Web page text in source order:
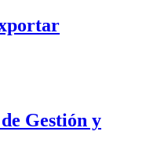
Gestión y